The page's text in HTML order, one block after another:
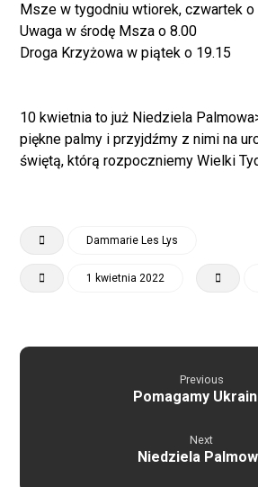
Msze w tygodniu wtiorek, czwartek
Uwaga w środę Msza o 8.00
Droga Krzyżowa w piątek o 19.15
10 kwietnia to już Niedziela
piękne palmy i przyjdźmy z nimi na
świętą, którą rozpoczniemy Wielki
Dammarie Les Lys
1 kwietnia 2022
Previous
Pomagamy
Next
Niedziela